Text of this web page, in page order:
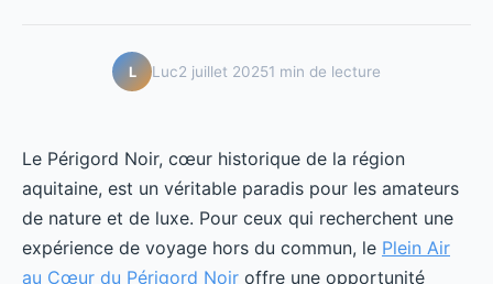
L Luc2 juillet 20251 min de lecture
Le Périgord Noir, cœur historique de la région
aquitaine, est un véritable paradis pour les amateurs
de nature et de luxe. Pour ceux qui recherchent une
expérience de voyage hors du commun, le Plein Air
au Cœur du Périgord Noir offre une opportunité